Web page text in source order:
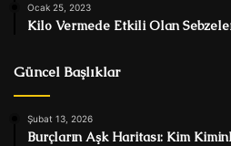
Ocak 25, 2023
Kilo Vermede Etkili Olan
Güncel Başlıklar
Şubat 13, 2026
Burçların Aşk Haritası: Kim